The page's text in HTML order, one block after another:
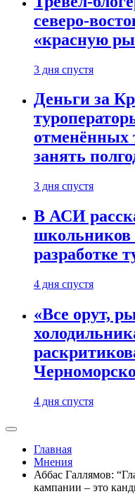
северо-
«красную
3 дня спустя
Деньги за
отменённых
занять
3 дня спустя
В АСИ
школьников
разработке
4 дня спустя
«Все орут,
4 дня спустя
Главная
Мнения
Аббас Галлямов:
кампании – это